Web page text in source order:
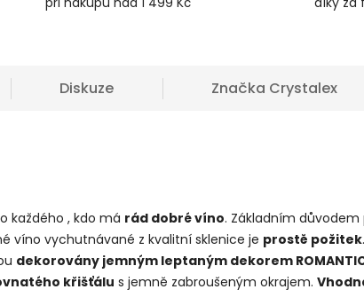
Diskuze Značka Crystalex
každého , kdo má rád dobré víno. Základním důvodem
víno vychutnávané z kvalitní sklenice je prostě požitek
dekorovány jemným leptaným dekorem
křišťálu s jemně zabroušeným okrajem.